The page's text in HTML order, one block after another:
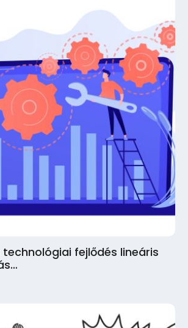
technológiai fejlődés lineáris